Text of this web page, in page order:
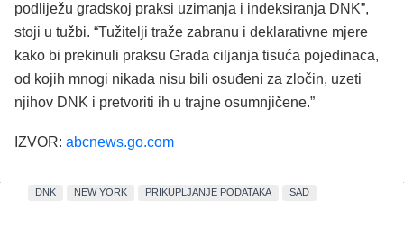
podliježu gradskoj praksi uzimanja i indeksiranja DNK”,
stoji u tužbi. “Tužitelji traže zabranu i deklarativne mjere
kako bi prekinuli praksu Grada ciljanja tisuća pojedinaca,
od kojih mnogi nikada nisu bili osuđeni za zločin, uzeti
njihov DNK i pretvoriti ih u trajne osumnjičene.”
IZVOR: abcnews.go.com
DNK NEW YORK PRIKUPLJANJE PODATAKA SAD